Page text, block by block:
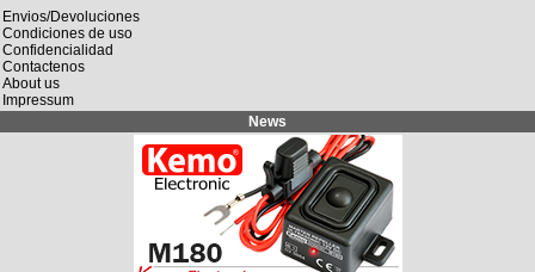
Envios/Devoluciones
Condiciones de uso
Confidencialidad
Contactenos
About us
Impressum
News